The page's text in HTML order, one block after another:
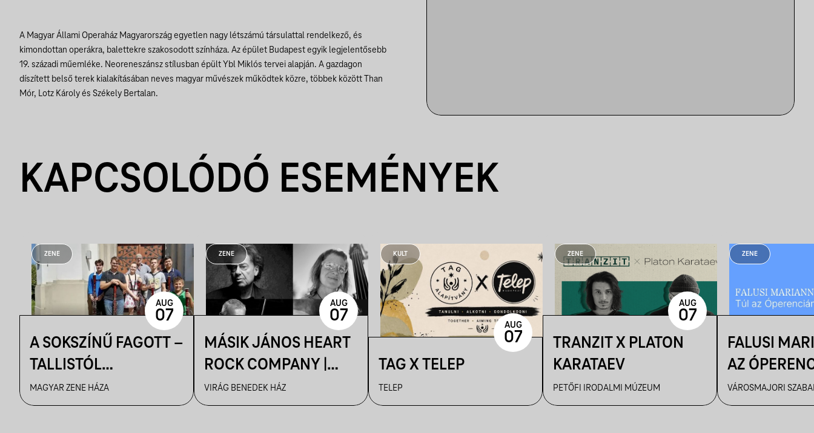
A Magyar Állami Operaház Magyarország egyetlen nagy létszámú társulattal rendelkező, és
kimondottan operákra, balettekre szakosodott színháza. Az épület Budapest egyik legjelentősebb
19. századi műemléke. Neoreneszánsz stílusban épült Ybl Miklós tervei alapján. A gazdagon
díszített belső terek kialakításában neves magyar művészek működtek közre, többek között Than
Mór, Lotz Károly és Székely Bertalan.
KAPCSOLÓDÓ ESEMÉNYEK
ZENE
A SOKSZÍNŰ FAGOTT –
TALLISTÓL
PIAZZOLLÁIG
MAGYAR ZENE HÁZA
AUG
07
ZENE
MÁSIK JÁNOS HEART
ROCK COMPANY |
VBH NYÁR
VIRÁG BENEDEK HÁZ
AUG
07
KULT
TAG X TELEP
TELEP
AUG
07
ZENE
TRANZIT X PLATON
KARATAEV
PETŐFI IRODALMI MÚZEUM
AUG
07
ZENE
FALUSI
AZ
VÁROSMAJORI